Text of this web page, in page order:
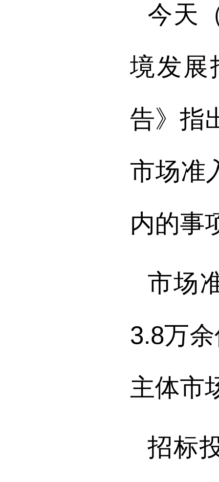
今天
境发展
告》指
市场准
内的事
市场
3.8万
主体市
招标